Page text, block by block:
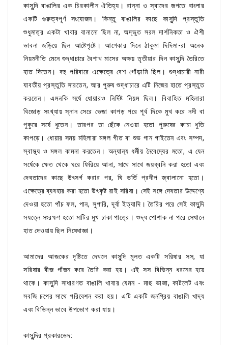
কাসুন্দি বাঙালির এক চিরকালীন ঐতিহ্য। রান্না ও স্বাদের জগতে বাংলার
একটি গুরুত্বপূর্ণ সংযোজন। কিন্তু বাঙালির কাছে কাসুন্দি প্রস্তুতি
শুধুমাত্র একটা খাবার বানানো ছিল না, অদ্ভুত সরল দার্শনিকতা ও ঐশী
ভাবনা জড়িয়ে ছিল আষ্টেপৃষ্টে। আগেকার দিনে ঠাকুমা দিদিমা-রা অনেক
নিয়মনীতি মেনে শুদ্ধাচারে বৈশাখ মাসের অক্ষয় তৃতীয়ার দিন কাসুন্দি তৈরিতে
হাত দিতেন। বহু পরিবারে এক্ষেত্রে বেশ গোঁড়ামি ছিল। শুদ্ধাচারী নারী
যাবতীয় প্রস্তুতি সারতেন, আর পুরুষ শুদ্ধাচারে এটি নিজের হাতে প্রস্তুত
করতেন। এমনকি সর্ষে ধোয়ারও নির্দিষ্ট নিয়ম ছিল। বিবাহিত মহিলারা
বিজোড় সংখ্যায় স্নান সেরে ভেজা কাপড় পরে পূর্ব দিকে মুখ করে নদী বা
পুকুরে সর্ষে ধুতেন। তারপর তা ছেঁকে নেওয়া হতো পুরুষের কাচা ধুতি
কাপড়ে। ধোয়ার সময় মহিলারা মঙ্গল গীত বা শুভ গান গাইতেন এবং সম্পদ,
স্বাস্থ্য ও মঙ্গল কামনা করতেন। অন্যান্য ধর্মীয় নৈবেদ্যের মতো, এ যেন
সর্ষেকে ক্ষেত থেকে ঘরে ফিরিয়ে আনা, সাথে সাথে জয়ধ্বনি করা হতো এবং
দেবতাদের কাছে উৎসর্গ করার পর, ঘি ভর্তি প্রদীপ জ্বালানো হতো।
এক্ষেত্রে ব্যবহার করা হতো উৎকৃষ্ট রাই সরিষা। সেই সঙ্গে দেবতার উদ্দেশ্যে
দেওয়া হতো পাঁচ ফল, পান, সুপারি, দূর্বা ইত্যাদি। তৈরির পরে সেই কাসুন্দি
সযত্নে সংরক্ষণ হতো মাটির মুখ ঢাকা পাত্রে। শুদ্ধ পোশাক না পরে সেখানে
হাত দেওয়ায় ছিল নিষেধাজ্ঞা।
আমাদের আজকের দৃষ্টিতে দেখলে কাসুন্দি মূলত একটি সরিষার সস, যা
সরিষার বীজ গাঁজন করে তৈরি করা হয়। এই সস বিভিন্ন ধরনের হয়ে
থাকে। কাসুন্দি সাধারণত বাঙালি খাবার যেমন - মাছ ভাজা, কাটলেট এবং
সবজি চপের সাথে পরিবেশন করা হয়। এটি একটি জনপ্রিয় বাঙালি খাদ্য
এবং বিভিন্ন ভাবে উপভোগ করা যায়।
কাসুন্দির প্রকারভেদ: